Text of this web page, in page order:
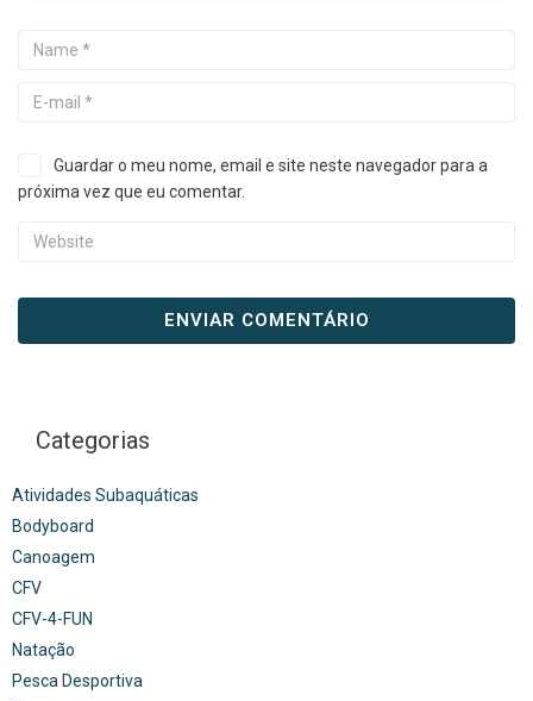
Guardar o meu nome, email e site neste navegador para a
próxima vez que eu comentar.
Categorias
Atividades Subaquáticas
Bodyboard
Canoagem
CFV
CFV-4-FUN
Natação
Pesca Desportiva